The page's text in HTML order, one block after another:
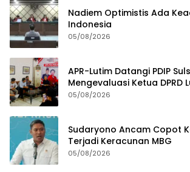
Nadiem Optimistis Ada
Indonesia
05/08/2026
APR-Lutim Datangi PDIP
Mengevaluasi Ketua DPRD
05/08/2026
Sudaryono Ancam Copot
Terjadi Keracunan MBG
05/08/2026